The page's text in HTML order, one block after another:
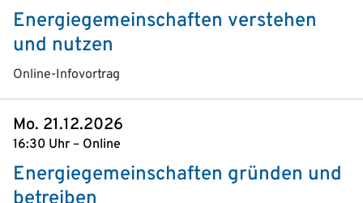
Energiegemeinschaften verstehen
und nutzen
Online-Infovortrag
Mo. 21.12.2026
16:30 Uhr – Online
Energiegemeinschaften gründen und